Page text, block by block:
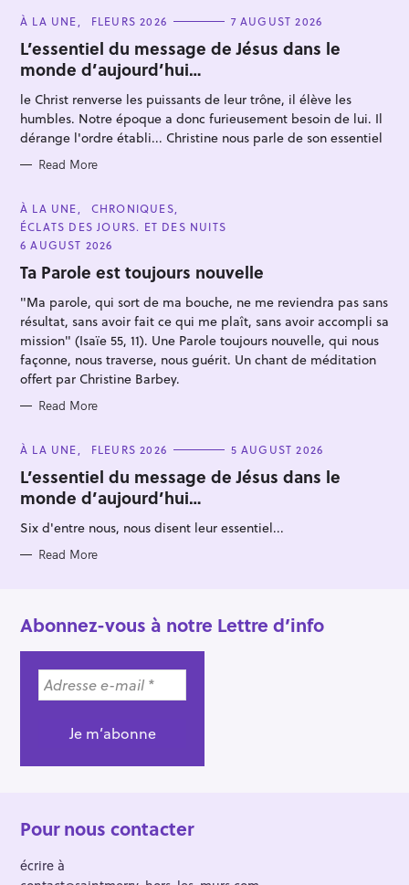
C
T
E
G
O
R
I
E
S
À LA UNE FLEURS 2026 7 AUGUST 2026
L’essentiel du message de Jésus dans le
monde d’aujourd’hui…
le Christ renverse les puissants de leur trône, il élève les
humbles. Notre époque a donc furieusement besoin de lui. Il
dérange l'ordre établi... Christine nous parle de son essentiel
Read More
C
A
T
E
G
O
R
E
À LA UNE
CHRONIQUES
ÉCLATS DES JOURS. ET DES NUITS
6 AUGUST 2026
Ta Parole est toujours nouvelle
"Ma parole, qui sort de ma bouche, ne me reviendra pas sans
résultat, sans avoir fait ce qui me plaît, sans avoir accompli sa
mission" (Isaïe 55, 11). Une Parole toujours nouvelle, qui nous
façonne, nous traverse, nous guérit. Un chant de méditation
offert par Christine Barbey.
Read More
C
T
E
G
O
R
I
S
À LA UNE FLEURS 2026 5 AUGUST 2026
L’essentiel du message de Jésus dans le
monde d’aujourd’hui…
Six d'entre nous, nous disent leur essentiel...
Read More
Abonnez-vous à notre Lettre d’info
Pour nous contacter
écrire à
S
e
a
r
h
f
o
r
: